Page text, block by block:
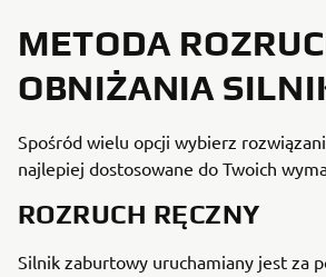
METODA
OBNIŻANIA
Spośród wielu opcji wybierz
najlepiej dostosowane do Twoich
ROZRUCH RĘCZNY
Silnik zaburtowy uruchamiany jest za